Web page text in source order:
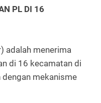
PL DI 16
adalah menerima
di 16 kecamatan di
dengan mekanisme